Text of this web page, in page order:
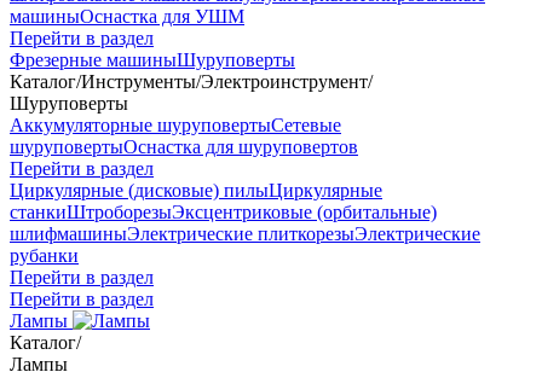
машиныОснастка для УШМ
Перейти в раздел
Фрезерные машиныШуруповерты
Каталог/Инструменты/Электроинструмент/
Шуруповерты
Аккумуляторные шуруповертыСетевые
шуруповертыОснастка для шуруповертов
Перейти в раздел
Циркулярные (дисковые) пилыЦиркулярные
станкиШтроборезыЭксцентриковые (орбитальные)
шлифмашиныЭлектрические плиткорезыЭлектрические
рубанки
Перейти в раздел
Перейти в раздел
Лампы
Каталог/
Лампы